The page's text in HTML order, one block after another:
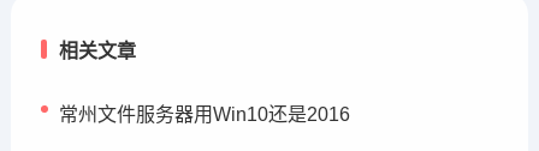
相关文章
常州文件服务器用Win10还是2016